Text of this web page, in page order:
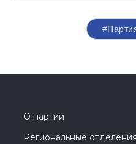
О партии
Региональные отделения